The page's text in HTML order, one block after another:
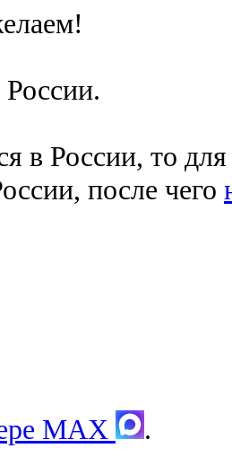
в России, то
после чего
MAX .